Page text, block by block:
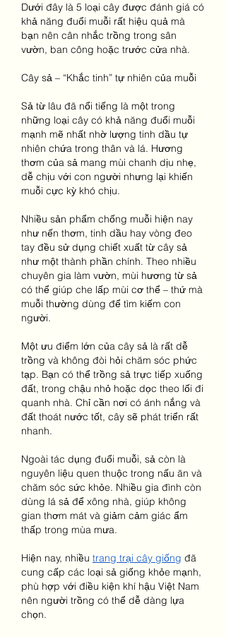
Dưới đây là 5 loại cây được đánh giá có
khả năng đuổi muỗi rất hiệu quả mà
bạn nên cân nhắc trồng trong sân
vườn, ban công hoặc trước cửa nhà.
Cây sả – “Khắc tinh” tự nhiên của muỗi
Sả từ lâu đã nổi tiếng là một trong
những loại cây có khả năng đuổi muỗi
mạnh mẽ nhất nhờ lượng tinh dầu tự
nhiên chứa trong thân và lá. Hương
thơm của sả mang mùi chanh dịu nhẹ,
dễ chịu với con người nhưng lại khiến
muỗi cực kỳ khó chịu.
Nhiều sản phẩm chống muỗi hiện nay
như nến thơm, tinh dầu hay vòng đeo
tay đều sử dụng chiết xuất từ cây sả
như một thành phần chính. Theo nhiều
chuyên gia làm vườn, mùi hương từ sả
có thể giúp che lấp mùi cơ thể – thứ mà
muỗi thường dùng để tìm kiếm con
người.
Một ưu điểm lớn của cây sả là rất dễ
trồng và không đòi hỏi chăm sóc phức
tạp. Bạn có thể trồng sả trực tiếp xuống
đất, trong chậu nhỏ hoặc dọc theo lối đi
quanh nhà. Chỉ cần nơi có ánh nắng và
đất thoát nước tốt, cây sẽ phát triển rất
nhanh.
Ngoài tác dụng đuổi muỗi, sả còn là
nguyên liệu quen thuộc trong nấu ăn và
chăm sóc sức khỏe. Nhiều gia đình còn
dùng lá sả để xông nhà, giúp không
gian thơm mát và giảm cảm giác ẩm
thấp trong mùa mưa.
Hiện nay, nhiều trang trại cây giống đã
cung cấp các loại sả giống khỏe mạnh,
phù hợp với điều kiện khí hậu Việt Nam
nên người trồng có thể dễ dàng lựa
chọn.